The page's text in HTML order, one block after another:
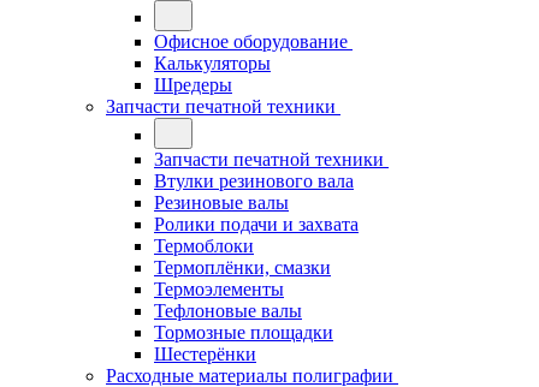
Офисное оборудование
Калькуляторы
Шредеры
Запчасти печатной техники
Запчасти печатной техники
Втулки резинового вала
Резиновые валы
Ролики подачи и захвата
Термоблоки
Термоплёнки, смазки
Термоэлементы
Тефлоновые валы
Тормозные площадки
Шестерёнки
Расходные материалы полиграфии